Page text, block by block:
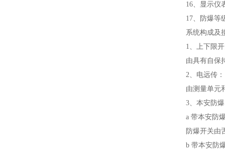
16、显示仪
17、防爆等
系统构成及
1、上下限
由具有自保
2、电远传：
由测量单元
3、本安防
a 带本安防
防爆开关由
b 带本安防